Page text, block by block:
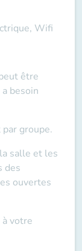
Wifi
être
besoin
groupe.
salle et les
des
ouvertes
votre